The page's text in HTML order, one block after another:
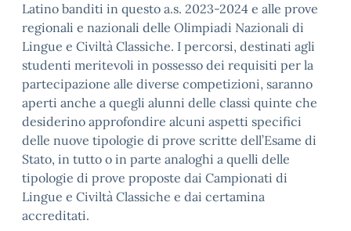
Latino banditi in questo a.s. 2023-2024 e alle prove
regionali e nazionali delle Olimpiadi Nazionali di
Lingue e Civiltà Classiche. I percorsi, destinati agli
studenti meritevoli in possesso dei requisiti per la
partecipazione alle diverse competizioni, saranno
aperti anche a quegli alunni delle classi quinte che
desiderino approfondire alcuni aspetti specifici
delle nuove tipologie di prove scritte dell’Esame di
Stato, in tutto o in parte analoghi a quelli delle
tipologie di prove proposte dai Campionati di
Lingue e Civiltà Classiche e dai certamina
accreditati.